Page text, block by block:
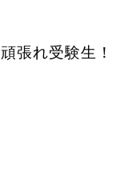
頑張れ受験生！